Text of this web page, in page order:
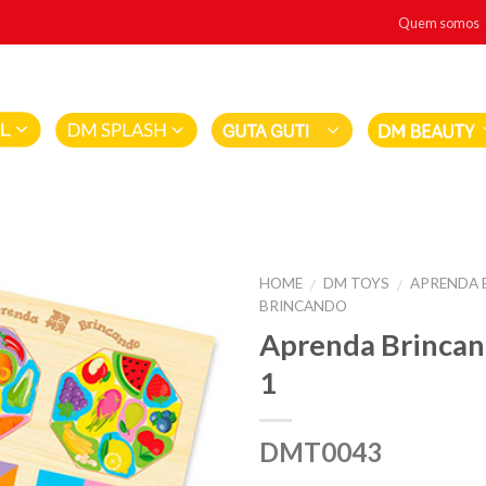
Quem somos
HOME / DM TOYS / APRENDA
BRINCANDO
Aprenda
1
DMT0043